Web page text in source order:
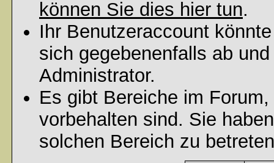
können Sie dies hier tun.
Ihr Benutzeraccount
sich gegebenenfalls ab
Administrator.
Es gibt Bereiche im
vorbehalten sind. Sie
solchen Bereich zu